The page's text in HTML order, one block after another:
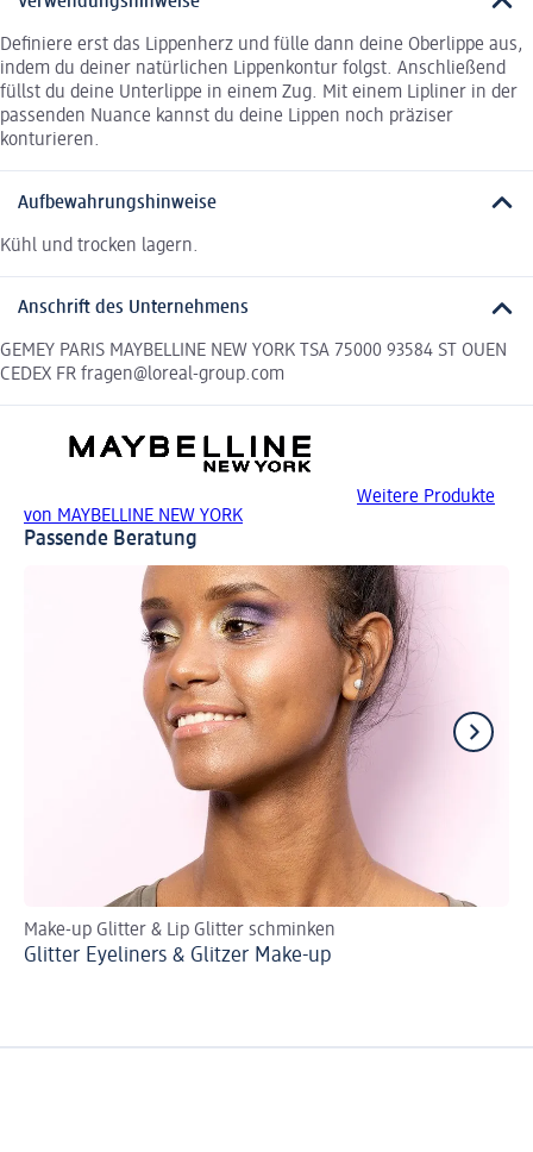
Definiere erst das Lippenherz und fülle dann deine Oberlippe aus,
indem du deiner natürlichen Lippenkontur folgst. Anschließend
füllst du deine Unterlippe in einem Zug. Mit einem Lipliner in der
passenden Nuance kannst du deine Lippen noch präziser
konturieren.
Aufbewahrungshinweise
Kühl und trocken lagern.
Anschrift des Unternehmens
GEMEY PARIS MAYBELLINE NEW YORK TSA 75000 93584 ST OUEN
CEDEX FR fragen@loreal-group.com
Weitere Produkte
von MAYBELLINE NEW YORK
Passende Beratung
Make-up Glitter & Lip Glitter schminken
Glitter Eyeliners & Glitzer Make-up